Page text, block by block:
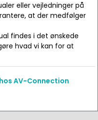
eller vejledninger på
at der medfølger
findes i det ønskede
hvad vi kan for at
AV-Connection